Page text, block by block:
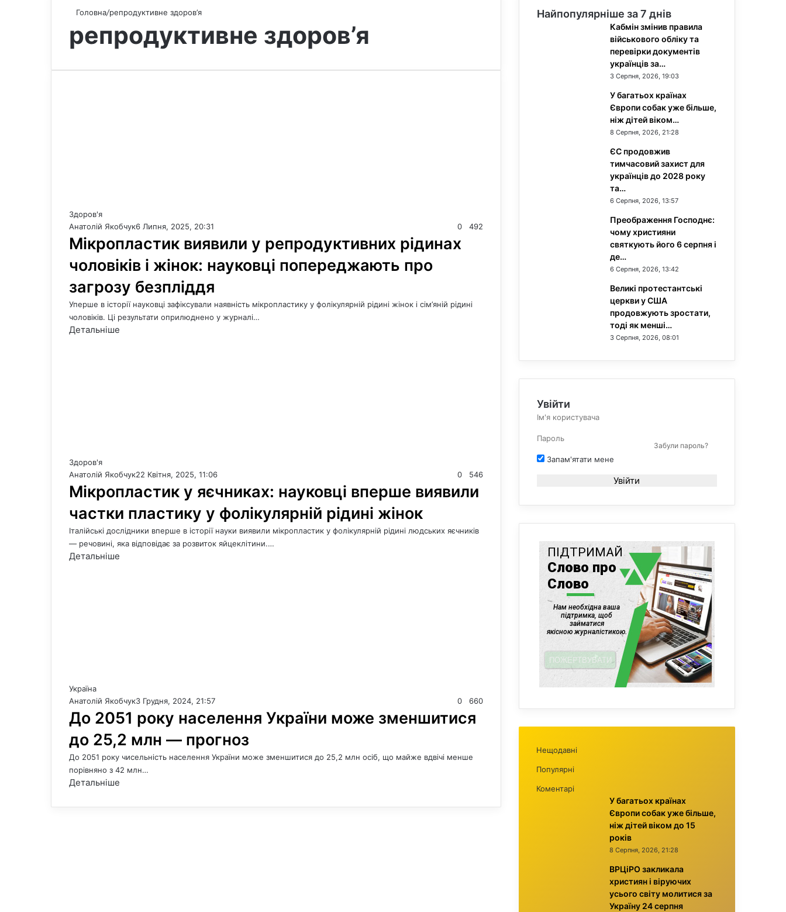
Головна/репродуктивне здоров’я
репродуктивне здоров’я
Здоров'я
Анатолій Якобчук6 Липня, 2025, 20:31 0 492
Мікропластик виявили у репродуктивних рідинах
чоловіків і жінок: науковці попереджають про
загрозу безпліддя
Уперше в історії науковці зафіксували наявність мікропластику у фолікулярній рідині жінок і сім’яній рідині
чоловіків. Ці результати оприлюднено у журналі…
Детальніше
Здоров'я
Анатолій Якобчук22 Квітня, 2025, 11:06 0 546
Мікропластик у яєчниках: науковці вперше виявили
частки пластику у фолікулярній рідині жінок
Італійські дослідники вперше в історії науки виявили мікропластик у фолікулярній рідині людських яєчників
— речовині, яка відповідає за розвиток яйцеклітини.…
Детальніше
Україна
Анатолій Якобчук3 Грудня, 2024, 21:57 0 660
До 2051 року населення України може зменшитися
до 25,2 млн — прогноз
До 2051 року чисельність населення України може зменшитися до 25,2 млн осіб, що майже вдвічі менше
порівняно з 42 млн…
Детальніше
Найпопулярніше за 7 днів
Кабмін змінив правила
військового обліку та
перевірки документів
українців за…
3 Серпня, 2026, 19:03
У багатьох країнах
Європи собак уже більше,
ніж дітей віком…
8 Серпня, 2026, 21:28
ЄС продовжив
тимчасовий захист для
українців до 2028 року
та…
6 Серпня, 2026, 13:57
Преображення Господнє:
чому християни
святкують його 6 серпня і
де…
6 Серпня, 2026, 13:42
Великі протестантські
церкви у США
продовжують зростати,
тоді як менші…
3 Серпня, 2026, 08:01
Увійти
Забули пароль?
Запам'ятати мене
Увійти
Нещодавні
Популярні
Коментарі
У багатьох країнах
Європи собак уже більше,
ніж дітей віком до 15
років
8 Серпня, 2026, 21:28
ВРЦіРО закликала
християн і віруючих
усього світу молитися за
Україну 24 серпня